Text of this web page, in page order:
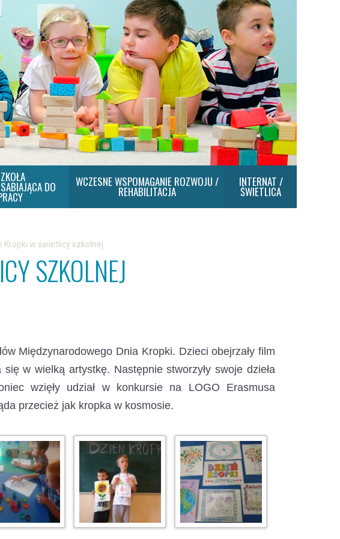
DO WCZESNE WSPOMAGANIE ROZWOJU /
REHABILITACJA
INTERNAT /
ŚWIETLICA
Kropki w świetlicy szkolnej
SZKOLNEJ
Międzynarodowego Dnia Kropki. Dzieci obejrzały film
w wielką artystkę. Następnie stworzyły swoje dzieła
wzięły udział w konkursie na LOGO Erasmusa
przecież jak kropka w kosmosie.